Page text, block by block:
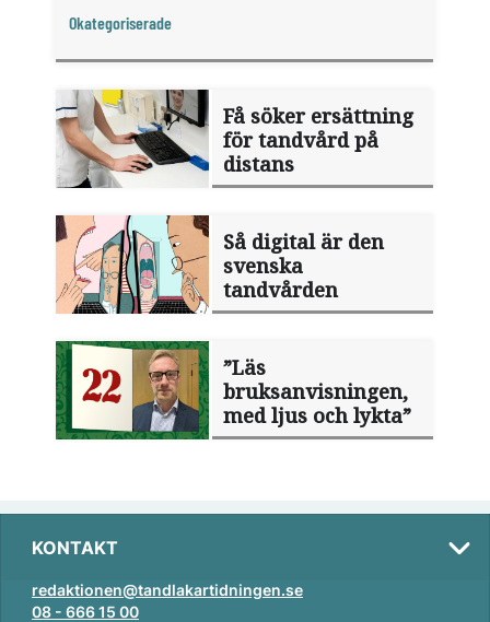
Okategoriserade
Få söker ersättning
för tandvård på
distans
Så digital är den
svenska
tandvården
”Läs
bruksanvisningen,
med ljus och lykta”
KONTAKT
redaktionen@tandlakartidningen.se
08 - 666 15 00